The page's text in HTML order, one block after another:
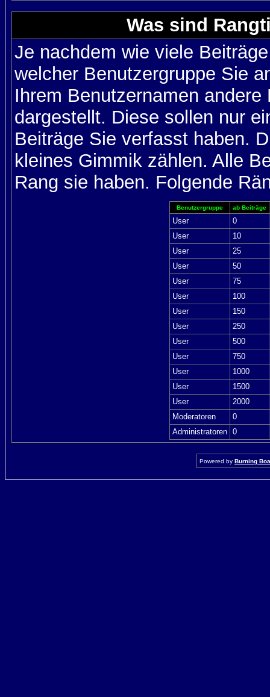
Was sind
Je nachdem wie viele
welcher Benutzergruppe Sie
Ihrem Benutzernamen
dargestellt. Diese sollen nur
Beiträge Sie verfasst haben.
kleines Gimmik zählen. Alle
Rang sie haben. Folgende
Benutzergruppe ab Beiträge
User
0
User
10
User
25
User
50
User
75
User
100
User
150
User
250
User
500
User
750
User
1000
User
1500
User
2000
Moderatoren
0
Administratoren
0
Powered by Burning